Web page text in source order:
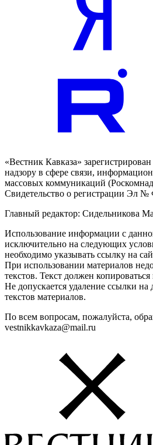
«Вестник Кавказа»
надзору в сфере связи,
массовых коммуникаций
Свидетельство о регистрации Эл
Главный редактор: Сидельникова
Использование информации с
исключительно на следующих
необходимо указывать ссылку на
При использовании материалов
текстов. Текст должен
Не допускается удаление ссылки на
текстов материалов.
По всем вопросам, пожалуйста,
vestnikkavkaza@mail.ru